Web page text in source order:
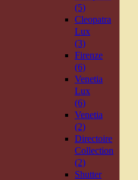
(5)
Cleopatra
Lux
(3)
Firenze
(6)
Venetia
Lux
(6)
Venetia
(2)
Directoire
Collection
(2)
Shutter